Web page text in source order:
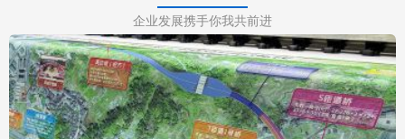
企业发展携手你我共前进